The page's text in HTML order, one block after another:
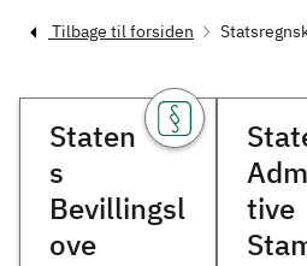
Tilbage til forsiden
Staten
s
Bevillingsl
ove
tive